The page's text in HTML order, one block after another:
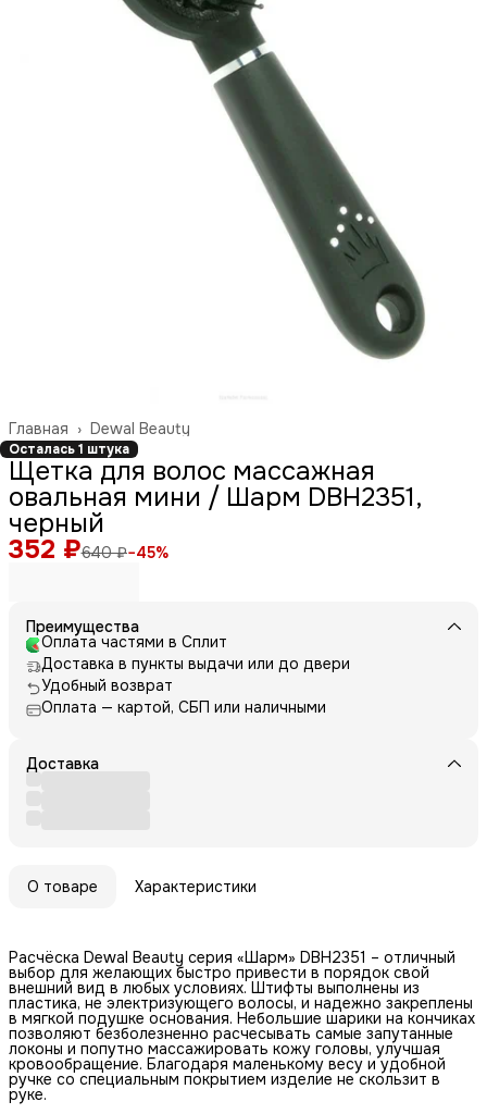
Dewal Beauty
Главная ›
Осталась 1 штука
Щетка для волос массажная
овальная мини / Шарм DBH2351,
черный
352 ₽640 ₽−45%
Преимущества
Оплата частями в Сплит
Доставка в пункты выдачи или до двери
Удобный возврат
Оплата — картой, СБП или наличными
Доставка
О товаре Характеристики
Расчёска Dewal Beauty серия «Шарм» DBH2351 – отличный
выбор для желающих быстро привести в порядок свой
внешний вид в любых условиях. Штифты выполнены из
пластика, не электризующего волосы, и надежно закреплены
в мягкой подушке основания. Небольшие шарики на кончиках
позволяют безболезненно расчесывать самые запутанные
локоны и попутно массажировать кожу головы, улучшая
кровообращение. Благодаря маленькому весу и удобной
ручке со специальным покрытием изделие не скользит в
руке.